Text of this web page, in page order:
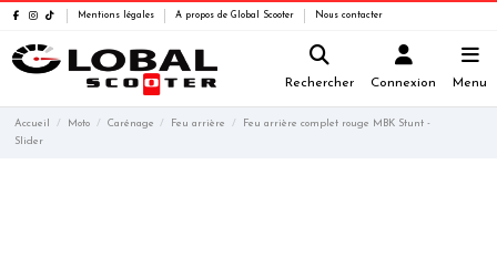
Mentions légales A propos de Global Scooter Nous contacter
Rechercher Connexion Menu
Accueil Moto Carénage Feu arrière
Feu arrière complet rouge MBK Stunt -
Slider